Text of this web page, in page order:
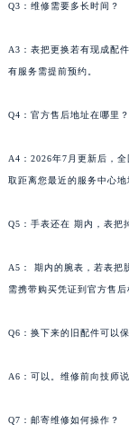
Q3：维修需要多长时间？
A3：表把更换若有现成配
有服务需提前预约。
Q4：官方售后地址在哪里？
A4：2026年7月更新后，
取距离您最近的服务中心地
Q5：手表还在 期内，表把
A5： 期内的腕表，若表把
需携带购买凭证到官方售
Q6：换下来的旧配件可以
A6：可以。维修前向技师
Q7：邮寄维修如何操作？